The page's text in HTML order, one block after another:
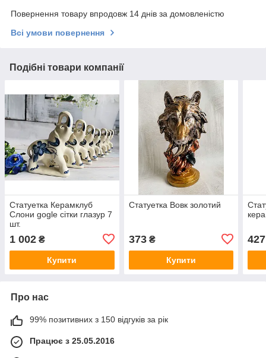
Повернення товару впродовж 14 днів за домовленістю
Всі умови повернення
Подібні товари компанії
Статуетка Керамклуб
Слони gogle сітки глазур 7
шт.
1 002 ₴
Купити
Статуетка Вовк золотий
373₴
Купити
427
Про нас
99% позитивних з 150 відгуків за рік
Працює з 25.05.2016